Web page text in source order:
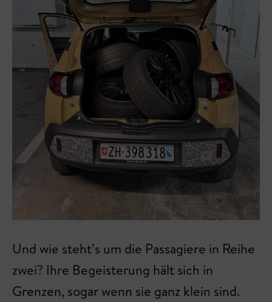
Und wie steht’s um die Passagiere in Reihe
zwei? Ihre Begeisterung hält sich in
Grenzen, sogar wenn sie ganz klein sind.